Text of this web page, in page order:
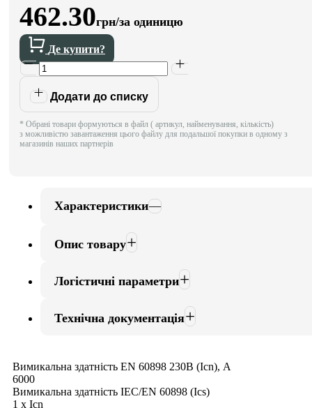
462.30грн/за одиницю
Де купити?
Додати до списку
* Обрані товари формуються в файл ( артикул, найменування, кількість)
з можливістю завантаження цього файлу для подальшої покупки в одному з
магазинів наших партнерів
Характеристики
Опис товару
Логістичні параметри
Технічна документація
Вимикальна здатність EN 60898 230В (Icn), А
6000
Вимикальна здатність IEC/EN 60898 (Ics)
1 х Icn